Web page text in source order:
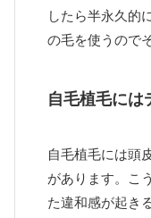
したら半永久的
の毛を使うので
自毛植毛には
自毛植毛には頭
があります。こ
た違和感が起き